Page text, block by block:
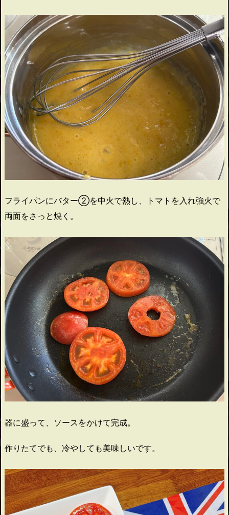
フライパンにバター②を中火で熱し、トマトを入れ強火で
両面をさっと焼く。
器に盛って、ソースをかけて完成。
作りたてでも、冷やしても美味しいです。